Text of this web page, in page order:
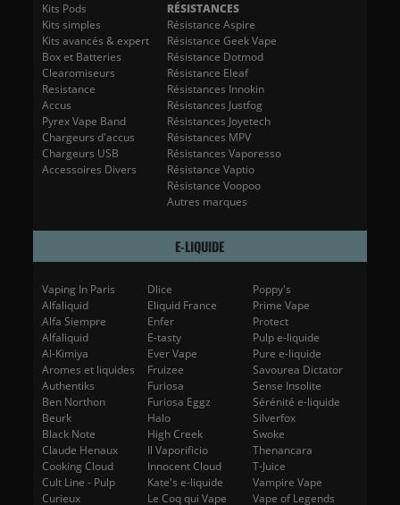
Kits Pods
Kits simples
Kits avancés & expert
Box et Batteries
Clearomiseurs
Resistance
Accus
Pyrex Vape Band
Chargeurs d'accus
Chargeurs USB
Accessoires Divers
RÉSISTANCES
Résistance Aspire
Résistance Geek Vape
Résistance Dotmod
Résistance Eleaf
Résistances Innokin
Résistances Justfog
Résistances Joyetech
Résistances MPV
Résistances Vaporesso
Résistance Vaptio
Résistance Voopoo
Autres marques
E-LIQUIDE
Vaping In Paris
Alfaliquid
Alfa Siempre
Alfaliquid
Al-Kimiya
Aromes et liquides
Authentiks
Ben Northon
Beurk
Black Note
Claude Henaux
Cooking Cloud
Cult Line - Pulp
Curieux
Dlice
Eliquid France
Enfer
E-tasty
Ever Vape
Fruizee
Furiosa
Furiosa Eggz
Halo
High Creek
Il Vaporificio
Innocent Cloud
Kate's e-liquide
Le Coq qui Vape
Poppy's
Prime Vape
Protect
Pulp e-liquide
Pure e-liquide
Savourea Dictator
Sense Insolite
Sérénité e-liquide
Silverfox
Swoke
Thenancara
T-Juice
Vampire Vape
Vape of Legends